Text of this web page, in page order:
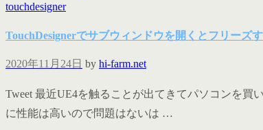
touchdesigner
TouchDesignerでサブウィンドウを開くとフリーズ
2020年11月24日 by hi-farm.net
Tweet 最近UE4を触ることが出てきてパソコンを買
に性能は高いので問題はないは …